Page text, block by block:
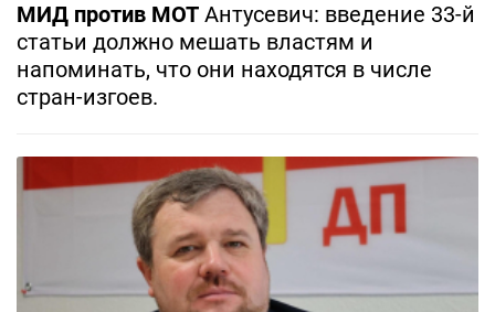
МИД против МОТ Антусевич: введение 33-й
статьи должно мешать властям и
напоминать, что они находятся в числе
стран-изгоев.